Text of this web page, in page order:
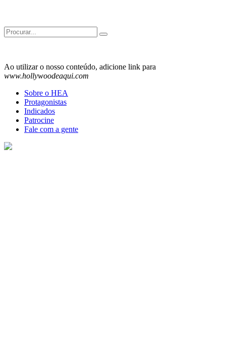
Search
for:
Ao utilizar o nosso conteúdo, adicione link para
www.hollywoodeaqui.com
Sobre o HEA
Protagonistas
Indicados
Patrocine
Fale com a gente